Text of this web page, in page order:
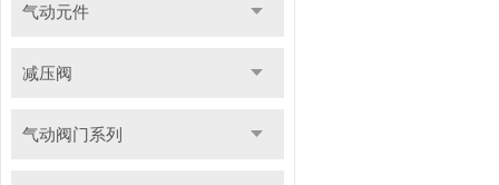
气动元件
减压阀
气动阀门系列